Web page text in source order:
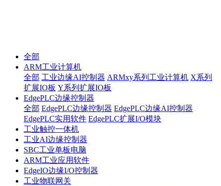
全部
ARM工业计算机
全部 工业边缘AI控制器 ARMxy系列工业计算机 X系列
扩展IO板 Y系列扩展IO板
EdgePLC边缘控制器
全部 EdgePLC边缘控制器 EdgePLC边缘AI控制器
EdgePLC实用软件 EdgePLC扩展I/O模块
工业触控一体机
工业AI边缘控制器
SBC工业单板电脑
ARM工业应用软件
EdgeIO边缘I/O控制器
工业物联网关